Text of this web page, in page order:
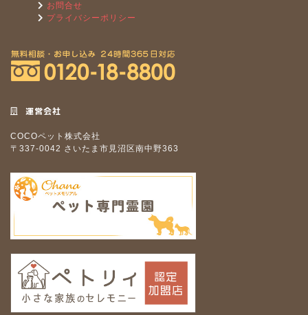
お問合せ
プライバシーポリシー
運営会社
COCOペット株式会社
〒337-0042 さいたま市見沼区南中野363